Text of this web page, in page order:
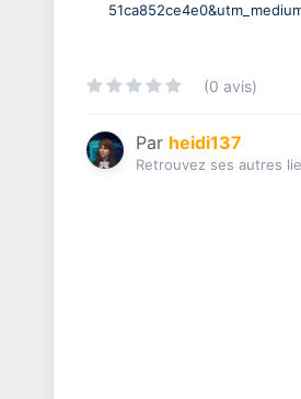
(0 avis)
Par heidi137
Retrouvez ses autres